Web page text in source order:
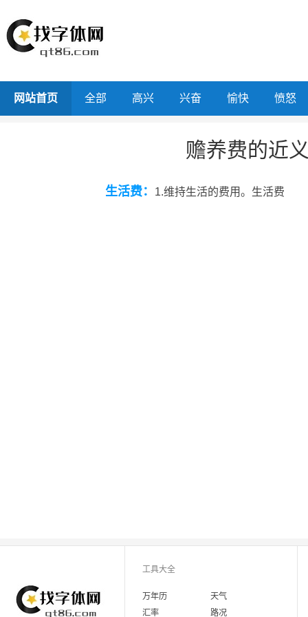
网站首页 全部 高兴 兴奋 愉快 愤怒
赡养费的近
生活费： 1.维持生活的费用。生活费
工具大全
万年历
天气
汇率
路况